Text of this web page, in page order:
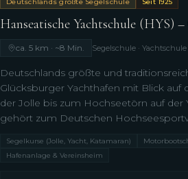
Hanseatische Yachtschule (HYS)
ca. 5 km · ~8 Min. Segelschule · Yachtschule
Deutschlands größte und
Glücksburger Yachthafen mit Blick auf
der Jolle bis zum Hochseetörn auf der
gehört zum Deutschen
Segelkurse (Jolle, Yacht, Katamaran)
Hafenanlage & Vereinsheim